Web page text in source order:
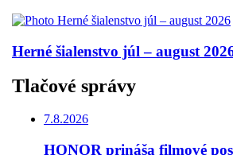
Herné šialenstvo júl – august
Tlačové správy
7.8.2026
HONOR prináša filmové